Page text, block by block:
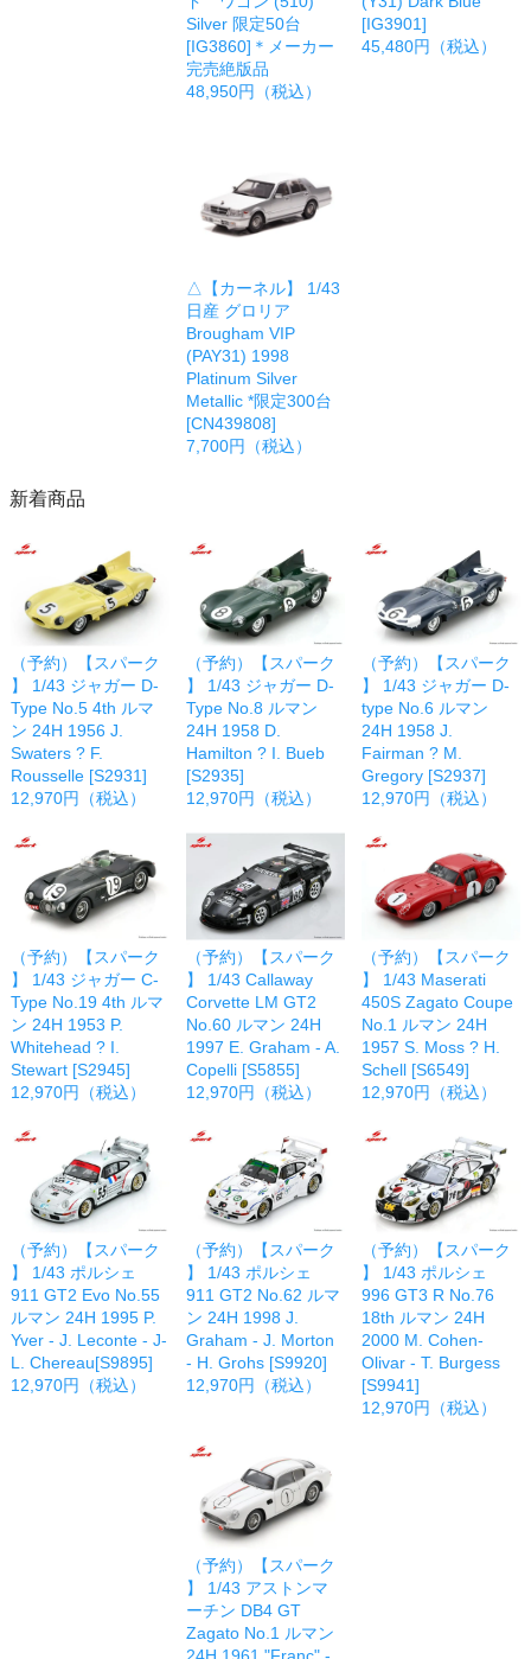
Silver 限定50台
[IG3860]＊メーカー
完売絶版品
48,950円（税込）
[IG3901]
45,480円（税込）
△【カーネル】 1/43
日産 グロリア
Brougham VIP
(PAY31) 1998
Platinum Silver
Metallic *限定300台
[CN439808]
7,700円（税込）
新着商品
（予約）【スパーク
】 1/43 ジャガー D-
Type No.5 4th ルマ
ン 24H 1956 J.
Swaters ? F.
Rousselle [S2931]
12,970円（税込）
（予約）【スパーク
】 1/43 ジャガー D-
Type No.8 ルマン
24H 1958 D.
Hamilton ? I. Bueb
[S2935]
12,970円（税込）
（予約）【スパーク
】 1/43 ジャガー D-
type No.6 ルマン
24H 1958 J.
Fairman ? M.
Gregory [S2937]
12,970円（税込）
（予約）【スパーク
】 1/43 ジャガー C-
Type No.19 4th ルマ
ン 24H 1953 P.
Whitehead ? I.
Stewart [S2945]
12,970円（税込）
（予約）【スパーク
】 1/43 Callaway
Corvette LM GT2
No.60 ルマン 24H
1997 E. Graham - A.
Copelli [S5855]
12,970円（税込）
（予約）【スパーク
】 1/43 Maserati
450S Zagato Coupe
No.1 ルマン 24H
1957 S. Moss ? H.
Schell [S6549]
12,970円（税込）
（予約）【スパーク
】 1/43 ポルシェ
911 GT2 Evo No.55
ルマン 24H 1995 P.
Yver - J. Leconte - J-
L. Chereau[S9895]
12,970円（税込）
（予約）【スパーク
】 1/43 ポルシェ
911 GT2 No.62 ルマ
ン 24H 1998 J.
Graham - J. Morton
- H. Grohs [S9920]
12,970円（税込）
（予約）【スパーク
】 1/43 ポルシェ
996 GT3 R No.76
18th ルマン 24H
2000 M. Cohen-
Olivar - T. Burgess
[S9941]
12,970円（税込）
（予約）【スパーク
】 1/43 アストンマ
ーチン DB4 GT
Zagato No.1 ルマン